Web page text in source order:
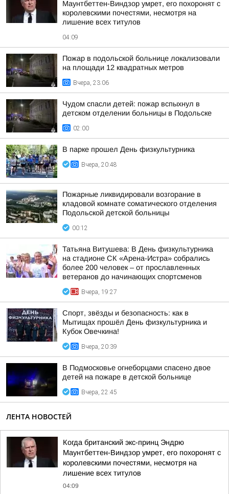
Маунтбеттен-Виндзор умрет, его похоронят с
королевскими почестями, несмотря на
лишение всех титулов
04:09
Пожар в подольской больнице локализовали
на площади 12 квадратных метров
Вчера, 23:06
Чудом спасли детей: пожар вспыхнул в
детском отделении больницы в Подольске
02:00
В парке прошел День физкультурника
Вчера, 20:48
Пожарные ликвидировали возгорание в
кладовой комнате соматического отделения
Подольской детской больницы
00:12
Татьяна Витушева: В День физкультурника
на стадионе СК «Арена-Истра» собрались
более 200 человек – от прославленных
ветеранов до начинающих спортсменов
Вчера, 19:27
Спорт, звёзды и безопасность: как в
Мытищах прошёл День физкультурника и
Кубок Овечкина!
Вчера, 20:39
В Подмосковье огнеборцами спасено двое
детей на пожаре в детской больнице
Вчера, 22:45
ЛЕНТА НОВОСТЕЙ
Когда британский экс-принц Эндрю
Маунтбеттен-Виндзор умрет, его похоронят с
королевскими почестями, несмотря на
лишение всех титулов
04:09